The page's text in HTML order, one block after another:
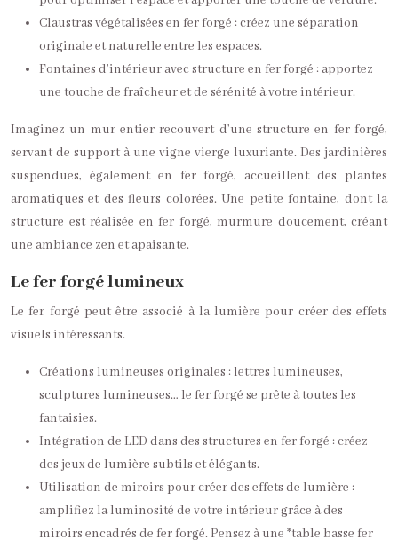
Claustras végétalisées en fer forgé : créez une séparation
originale et naturelle entre les espaces.
Fontaines d’intérieur avec structure en fer forgé : apportez
une touche de fraîcheur et de sérénité à votre intérieur.
Imaginez un mur entier recouvert d’une structure en fer forgé,
servant de support à une vigne vierge luxuriante. Des jardinières
suspendues, également en fer forgé, accueillent des plantes
aromatiques et des fleurs colorées. Une petite fontaine, dont la
structure est réalisée en fer forgé, murmure doucement, créant
une ambiance zen et apaisante.
Le fer forgé lumineux
Le fer forgé peut être associé à la lumière pour créer des effets
visuels intéressants.
Créations lumineuses originales : lettres lumineuses,
sculptures lumineuses… le fer forgé se prête à toutes les
fantaisies.
Intégration de LED dans des structures en fer forgé : créez
des jeux de lumière subtils et élégants.
Utilisation de miroirs pour créer des effets de lumière :
amplifiez la luminosité de votre intérieur grâce à des
miroirs encadrés de fer forgé. Pensez à une *table basse fer